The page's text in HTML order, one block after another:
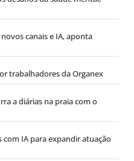
canais e IA, aponta
trabalhadores da Organex
a diárias na praia com o
com IA para expandir atuação